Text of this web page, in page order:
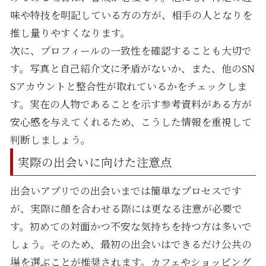
味や特技を明記している方の方が、相手の人となりを
推し量りやすくなります。
次に、プロフィールの一致性を確認することも大切で
す。写真と自己紹介文に矛盾がないか、また、他のSN
Sアカウントと整合性が取れているかをチェックしま
す。実在の人物であることを示す参考資料がある方が
安心感を与えてくれるため、こうした情報を重視して
判断しましょう。
実際の出会いに向けた注意点
出会いアプリでの出会いまでは簡単なプロセスです
が、実際に顔を合わせる際には更なる注意が必要で
す。初めての対面かつ不安な気持ちを持つ方は多いで
しょう。そのため、最初の出会いはできるだけ公共の
場を選ぶことが推奨されます。カフェやショッピング